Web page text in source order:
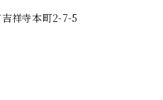
祥寺本町2-7-5